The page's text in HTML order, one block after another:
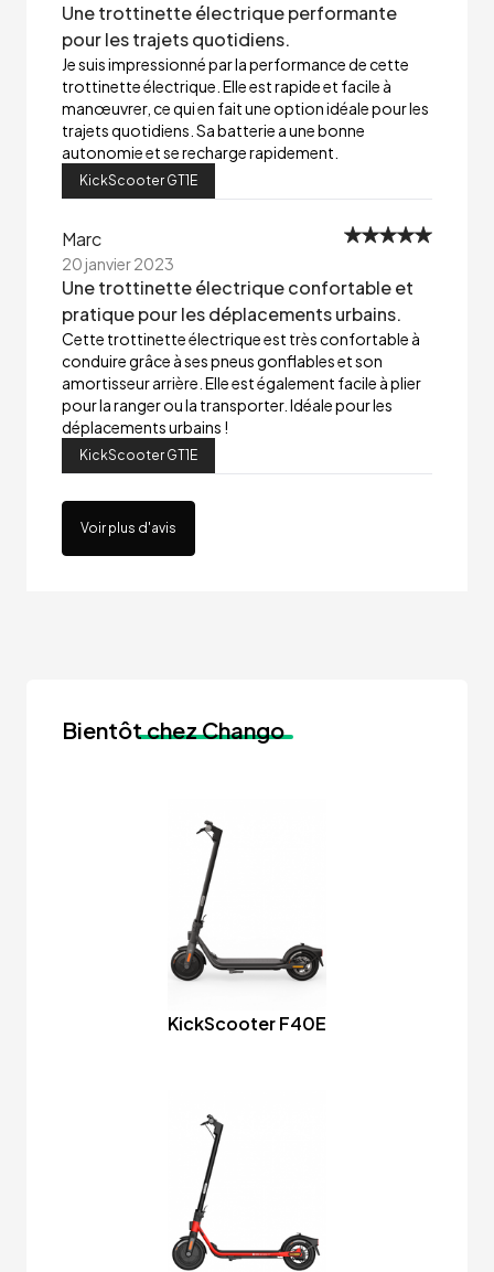
Une trottinette électrique performante
pour les trajets quotidiens.
Je suis impressionné par la performance de cette
trottinette électrique. Elle est rapide et facile à
manœuvrer, ce qui en fait une option idéale pour les
trajets quotidiens. Sa batterie a une bonne
autonomie et se recharge rapidement.
KickScooter GT1E
Marc
20 janvier 2023
Une trottinette électrique confortable et
pratique pour les déplacements urbains.
Cette trottinette électrique est très confortable à
conduire grâce à ses pneus gonflables et son
amortisseur arrière. Elle est également facile à plier
pour la ranger ou la transporter. Idéale pour les
déplacements urbains !
KickScooter GT1E
Voir plus d'avis
Bientôtchez Chango
KickScooter F40E